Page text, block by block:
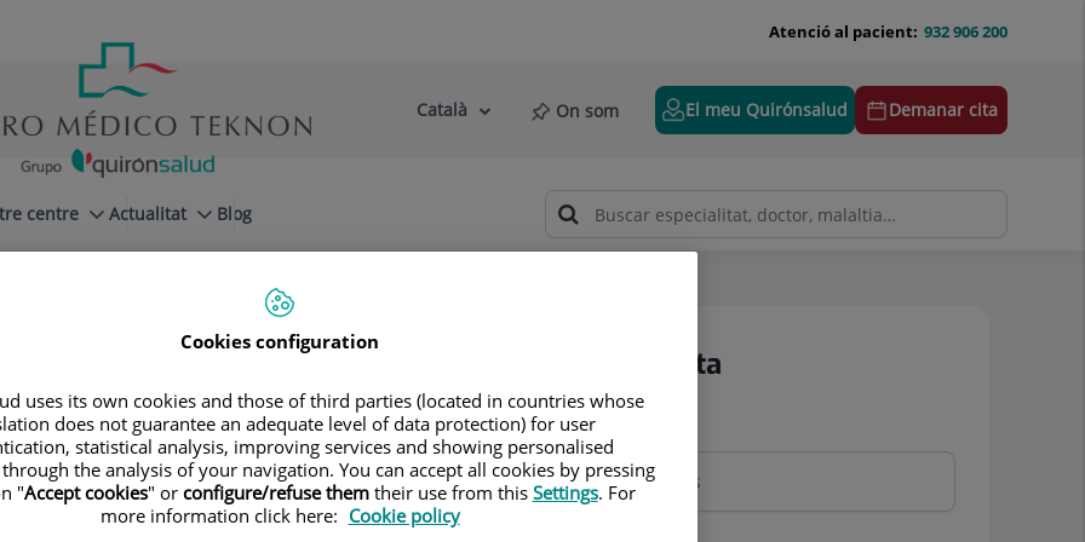
932 906 200
Atenció al pacient:
Selector
Llenguatge
Català On som El meu Quirónsalud Demanar cita
centre Actualitat Blog
Digestivo
Demanar cita
Nom i cognoms
Cookies configuration
uses its own cookies and those of third parties (located in countries whose
does not guarantee an adequate level of data protection) for user
statistical analysis, improving services and showing personalised
the analysis of your navigation. You can accept all cookies by pressing
"Accept cookies" or configure/refuse themtheir use from this Settings. For
more information click here: Cookie policy